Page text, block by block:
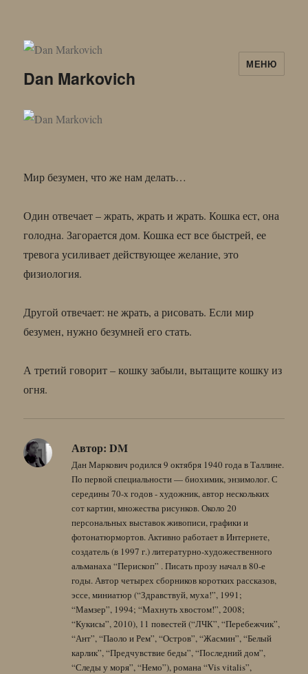
Dan Markovich
МЕНЮ
Мир безумен, что же нам делать…
Один отвечает – жрать, жрать и жрать. Кошка ест, она
голодна. Загорается дом. Кошка ест все быстрей, ее
тревога усиливает действующее желание, это
физиология.
Другой отвечает: не жрать, а рисовать. Если мир
безумен, нужно безумней его стать.
А третий говорит – кошку забыли, вытащите кошку из
огня.
Автор: DM
Дан Маркович родился 9 октября 1940 года в Таллине.
По первой специальности — биохимик, энзимолог. С
середины 70-х годов - художник, автор нескольких
сот картин, множества рисунков. Около 20
персональных выставок живописи, графики и
фотонатюрмортов. Активно работает в Интернете,
создатель (в 1997 г.) литературно-художественного
альманаха “Перископ” . Писать прозу начал в 80-е
годы. Автор четырех сборников коротких рассказов,
эссе, миниатюр (“Здравствуй, муха!”, 1991;
“Мамзер”, 1994; “Махнуть хвостом!”, 2008;
“Кукисы”, 2010), 11 повестей (“ЛЧК”, “Перебежчик”,
“Ант”, “Паоло и Рем”, “Остров”, “Жасмин”, “Белый
карлик”, “Предчувствие беды”, “Последний дом”,
“Следы у моря”, “Немо”), романа “Vis vitalis”,